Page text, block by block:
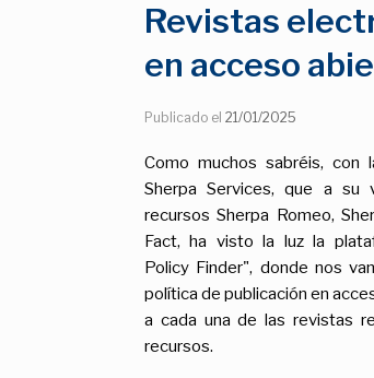
Revistas
en acceso
Publicado el 21/01/2025
Como muchos sabréis, con
Sherpa Services, que a su
recursos Sherpa Romeo,
Fact, ha visto la luz la
Policy Finder", donde nos
política de publicación en
a cada una de las revistas
recursos.